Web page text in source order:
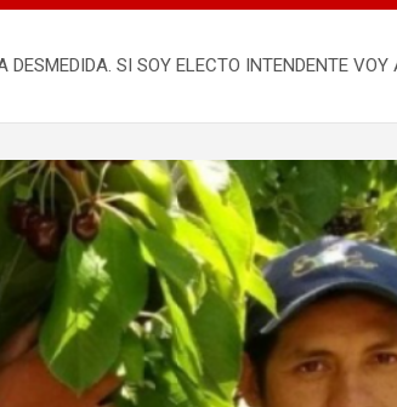
DESMEDIDA. SI SOY ELECTO INTENDENTE